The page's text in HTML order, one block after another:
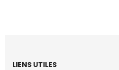
LIENS UTILES